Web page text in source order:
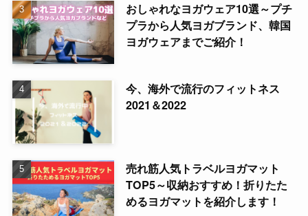
おしゃれなヨガウェア10選～プチ
プラから人気ヨガブランド、韓国
ヨガウェアまでご紹介！
今、海外で流行のフィットネス
2021＆2022
売れ筋人気トラベルヨガマット
TOP5～収納おすすめ！折りたた
めるヨガマットを紹介します！